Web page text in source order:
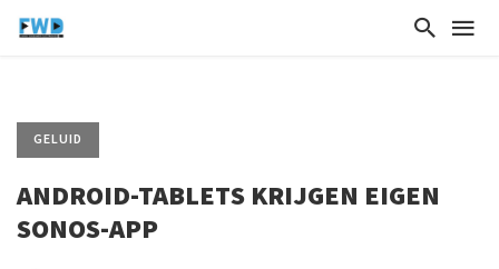
GELUID
ANDROID-TABLETS KRIJGEN EIGEN
SONOS-APP